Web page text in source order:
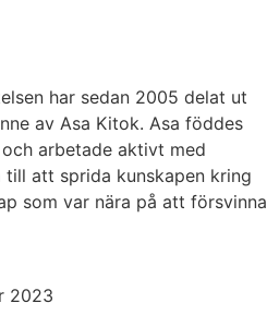
har sedan 2005 delat ut
av Asa Kitok. Asa föddes
arbetade aktivt med
att sprida kunskapen kring
som var nära på att försvinna
2023